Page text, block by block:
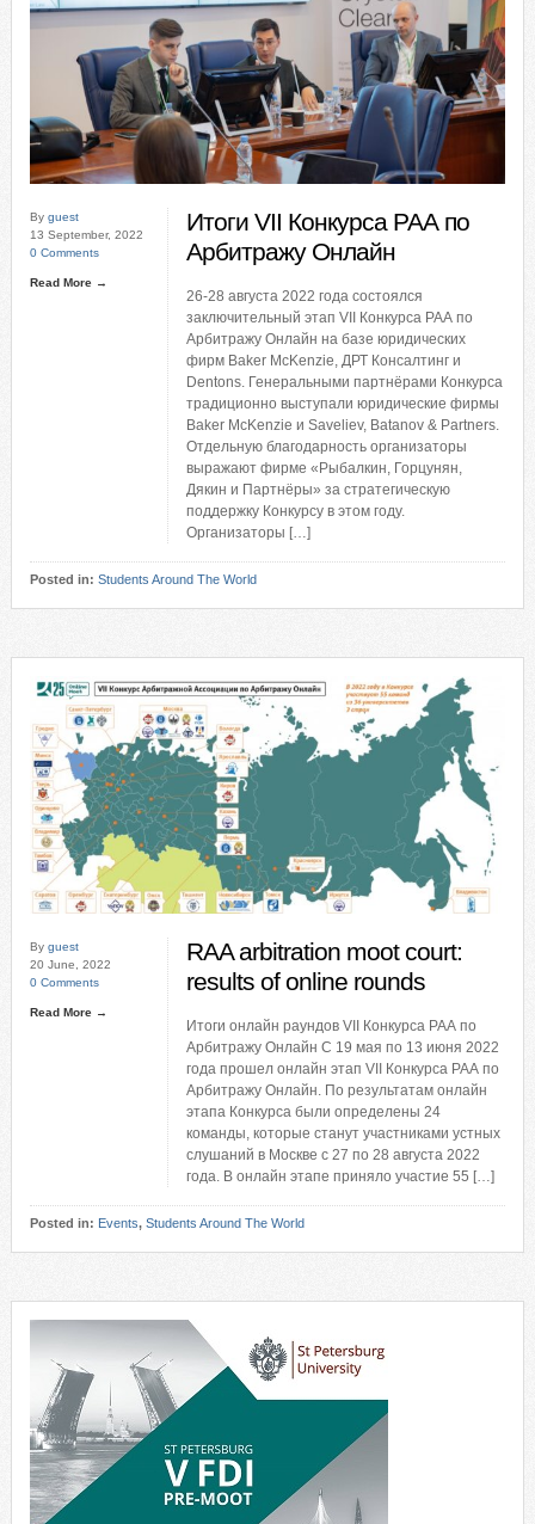
By guest
13 September, 2022
0 Comments
Read More →
Итоги VII Конкурса РАА по
Арбитражу Онлайн
26-28 августа 2022 года состоялся
заключительный этап VII Конкурса РАА по
Арбитражу Онлайн на базе юридических
фирм Baker McKenzie, ДРТ Консалтинг и
Dentons. Генеральными партнёрами Конкурса
традиционно выступали юридические фирмы
Baker McKenzie и Saveliev, Batanov & Partners.
Отдельную благодарность организаторы
выражают фирме «Рыбалкин, Горцунян,
Дякин и Партнёры» за стратегическую
поддержку Конкурсу в этом году.
Организаторы […]
Posted in: Students Around The World
By guest
20 June, 2022
0 Comments
Read More →
RAA arbitration moot court:
results of online rounds
Итоги онлайн раундов VII Конкурса РАА по
Арбитражу Онлайн С 19 мая по 13 июня 2022
года прошел онлайн этап VII Конкурса РАА по
Арбитражу Онлайн. По результатам онлайн
этапа Конкурса были определены 24
команды, которые станут участниками устных
слушаний в Москве с 27 по 28 августа 2022
года. В онлайн этапе приняло участие 55 […]
Posted in: Events, Students Around The World